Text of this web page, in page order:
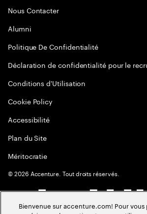
Nous Contacter
Alumni
Politique De Confidentialité
Déclaration de confidentialité pour le
Conditions d'Utilisation
Cookie Policy
Accessibilité
Plan du Site
Méritocratie
©2026 Accenture. Tout droits réservés.
Bienvenue sur accenture.com! Pour